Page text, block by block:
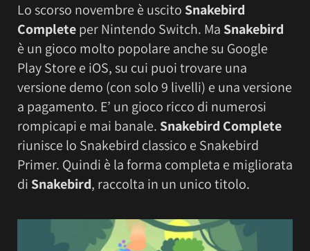
Lo scorso novembre è uscito Snakebird
Completeper Nintendo Switch. Ma Snakebird
è un gioco molto popolare anche su Google
Play Store e iOS, su cui puoi trovare una
versione demo (con solo 9 livelli) e una versione
a pagamento. E’ un gioco ricco di numerosi
rompicapi e mai banale. Snakebird Complete
riunisce lo Snakebird classico e Snakebird
Primer. Quindi è la forma completa e migliorata
di Snakebird, raccolta in un unico titolo.